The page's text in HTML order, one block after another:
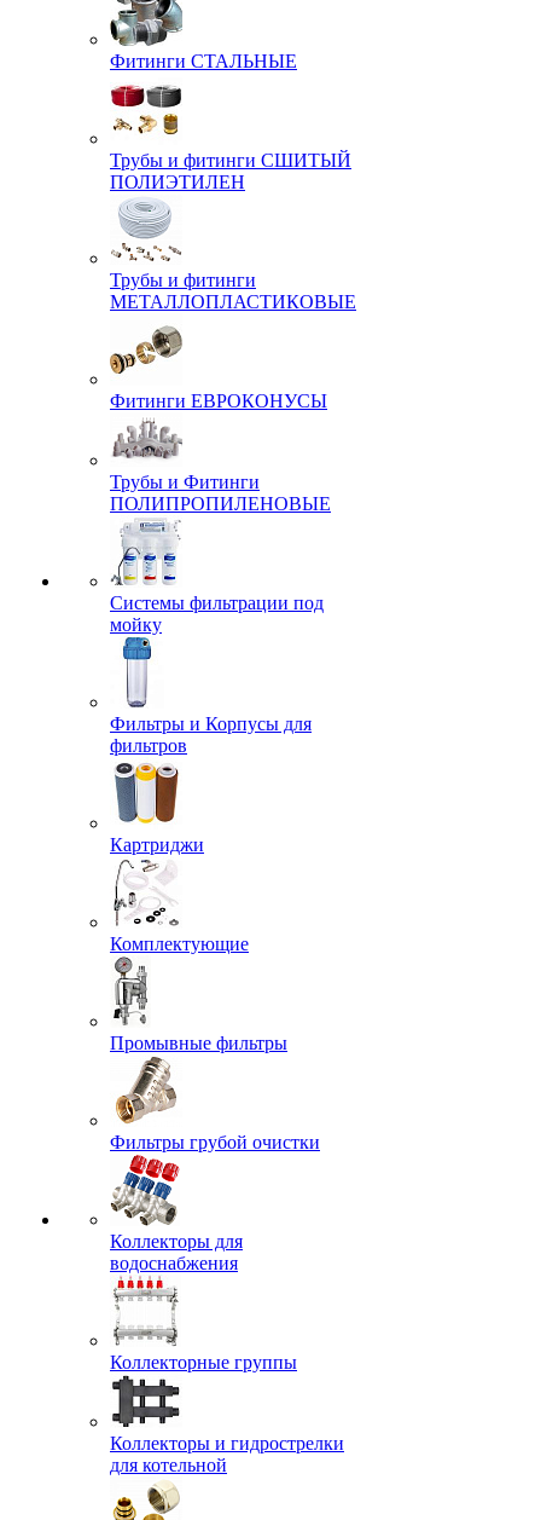
Фитинги СТАЛЬНЫЕ
Трубы и фитинги СШИТЫЙ
ПОЛИЭТИЛЕН
Трубы и фитинги
МЕТАЛЛОПЛАСТИКОВЫЕ
Фитинги ЕВРОКОНУСЫ
Трубы и Фитинги
ПОЛИПРОПИЛЕНОВЫЕ
Системы фильтрации под
мойку
Фильтры и Корпусы для
фильтров
Картриджи
Комплектующие
Промывные фильтры
Фильтры грубой очистки
Коллекторы для
водоснабжения
Коллекторные группы
Коллекторы и гидрострелки
для котельной